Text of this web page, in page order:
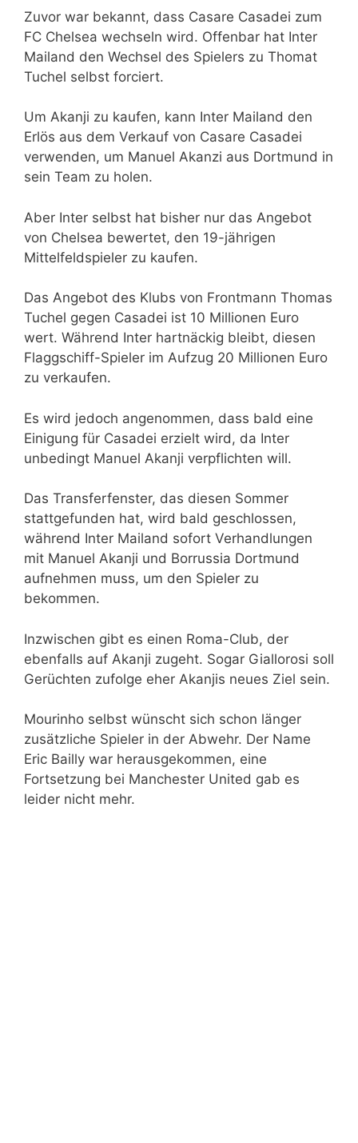
Zuvor war bekannt, dass Casare Casadei zum
FC Chelsea wechseln wird. Offenbar hat Inter
Mailand den Wechsel des Spielers zu Thomat
Tuchel selbst forciert.
Um Akanji zu kaufen, kann Inter Mailand den
Erlös aus dem Verkauf von Casare Casadei
verwenden, um Manuel Akanzi aus Dortmund in
sein Team zu holen.
Aber Inter selbst hat bisher nur das Angebot
von Chelsea bewertet, den 19-jährigen
Mittelfeldspieler zu kaufen.
Das Angebot des Klubs von Frontmann Thomas
Tuchel gegen Casadei ist 10 Millionen Euro
wert. Während Inter hartnäckig bleibt, diesen
Flaggschiff-Spieler im Aufzug 20 Millionen Euro
zu verkaufen.
Es wird jedoch angenommen, dass bald eine
Einigung für Casadei erzielt wird, da Inter
unbedingt Manuel Akanji verpflichten will.
Das Transferfenster, das diesen Sommer
stattgefunden hat, wird bald geschlossen,
während Inter Mailand sofort Verhandlungen
mit Manuel Akanji und Borrussia Dortmund
aufnehmen muss, um den Spieler zu
bekommen.
Inzwischen gibt es einen Roma-Club, der
ebenfalls auf Akanji zugeht. Sogar Giallorosi soll
Gerüchten zufolge eher Akanjis neues Ziel sein.
Mourinho selbst wünscht sich schon länger
zusätzliche Spieler in der Abwehr. Der Name
Eric Bailly war herausgekommen, eine
Fortsetzung bei Manchester United gab es
leider nicht mehr.